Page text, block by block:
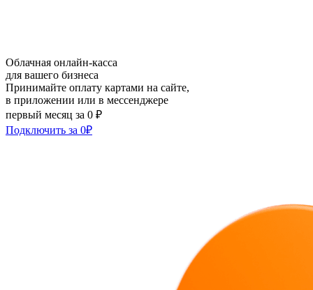
Облачная онлайн-касса
для вашего бизнеса
Принимайте оплату картами на сайте,
в приложении или в мессенджере
первый месяц за 0 ₽
Подключить за 0₽